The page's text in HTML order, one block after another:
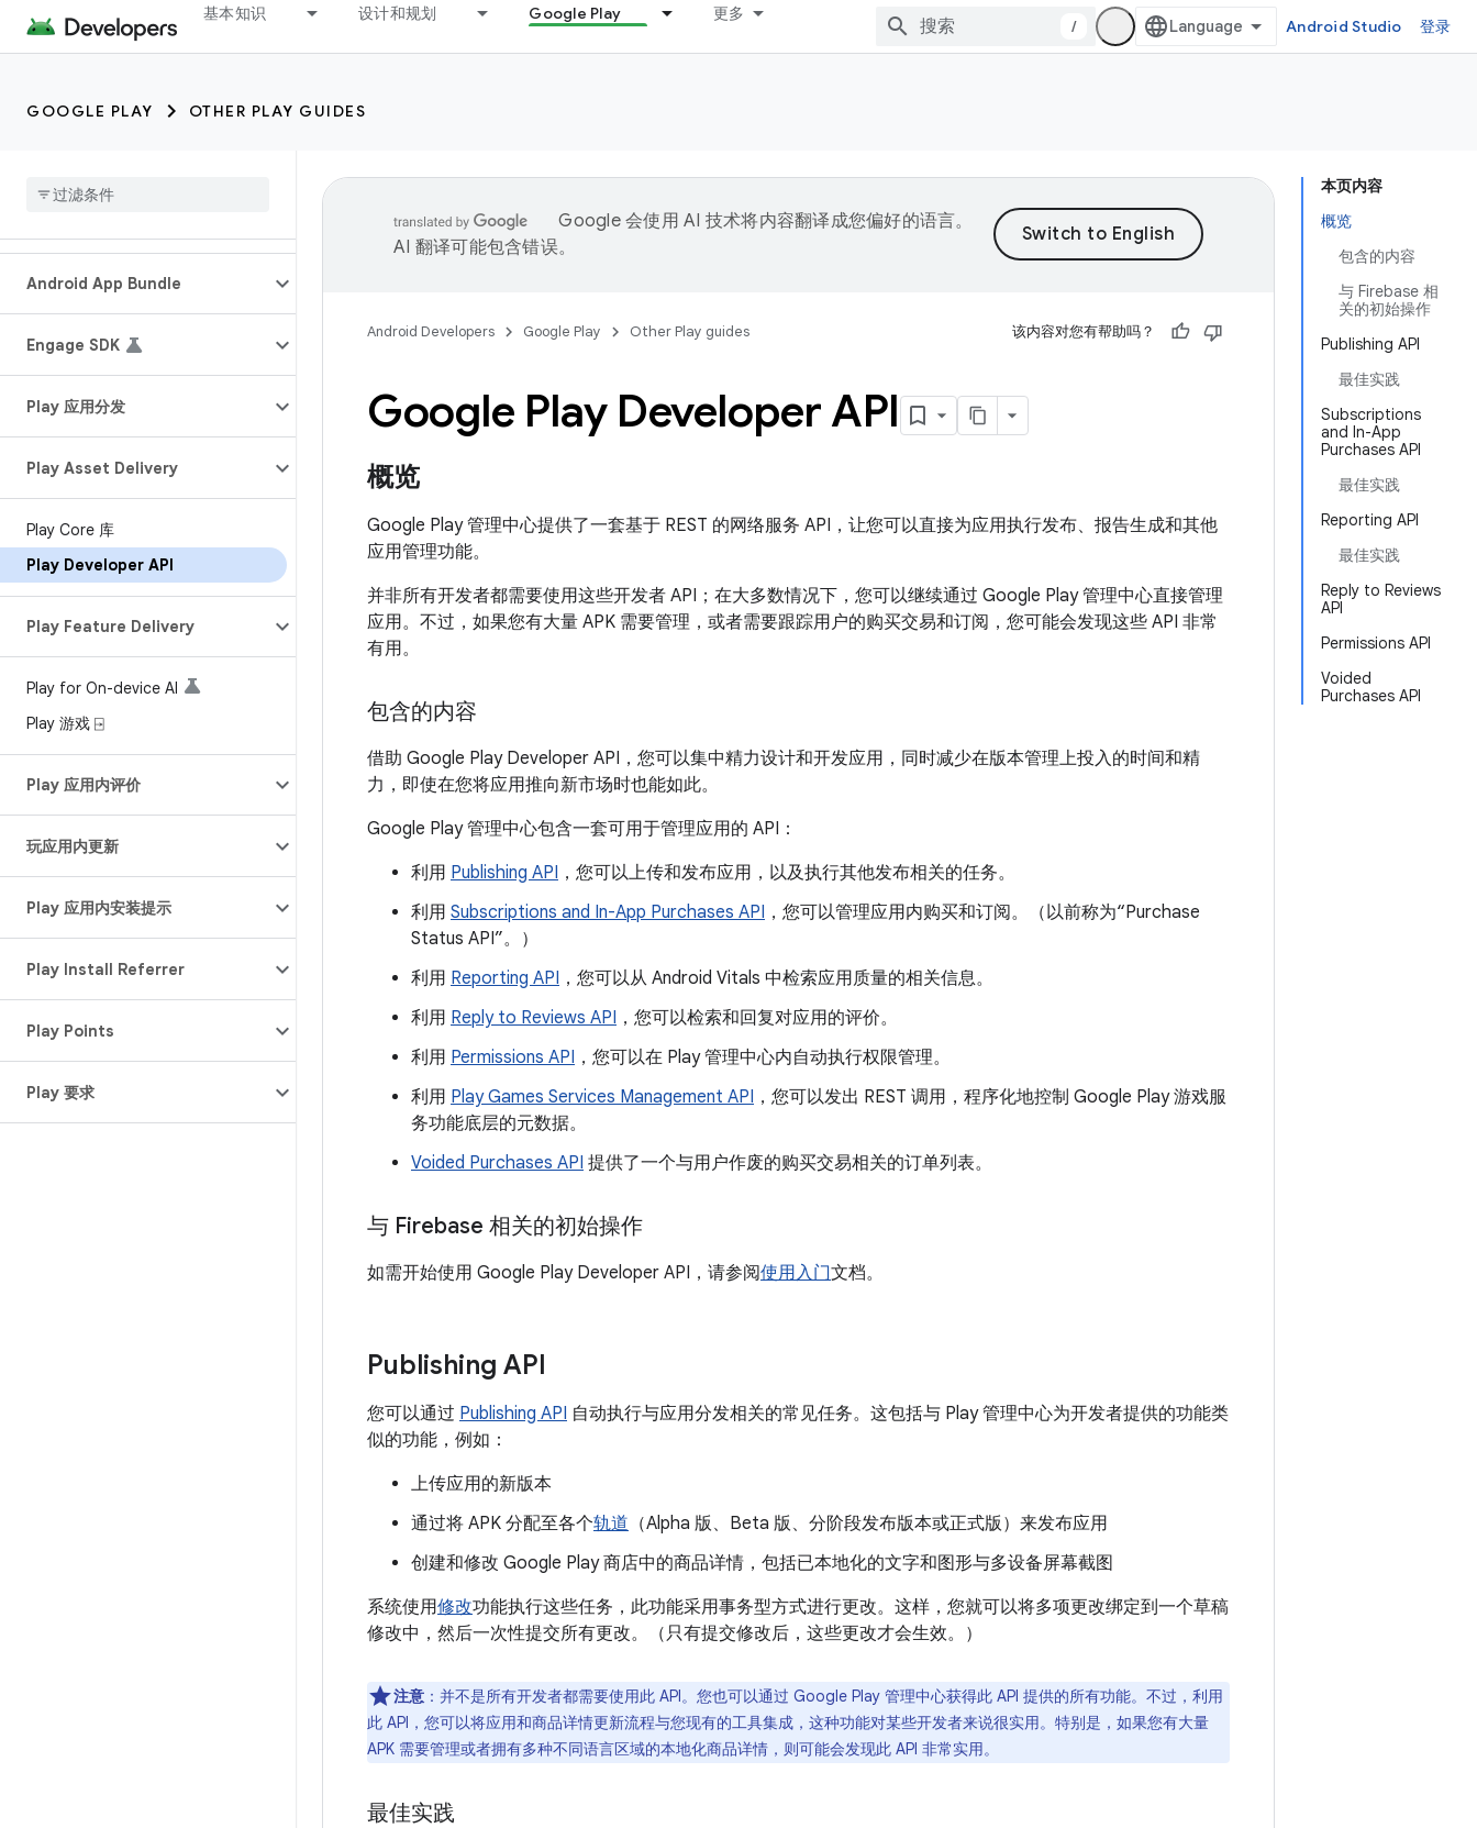
基本知识 设计和规划 Google Play 更多
/ Android Studio 登录
GOOGLE PLAY OTHER PLAY GUIDES
Android App Bundle
Engage SDK
Play 应用分发
Play Asset Delivery
Play Core 库
Play Developer API
Play Feature Delivery
Play for On-device AI
Play 游戏 ⍈
Play 应用内评价
玩应用内更新
Play 应用内安装提示
Play Install Referrer
Play Points
Play 要求
本页内容
概览
包含的内容
与 Firebase 相
关的初始操作
Publishing API
最佳实践
Subscriptions
and In-App
Purchases API
最佳实践
Reporting API
最佳实践
Reply to Reviews
API
Permissions API
Voided
Purchases API
Google 会使用 AI 技术将内容翻译成您偏好的语言。
AI 翻译可能包含错误。
Android Developers Google Play Other Play guides 该内容对您有帮助吗？
Google Play Developer API
概览
Google Play 管理中心提供了一套基于 REST 的网络服务 API，让您可以直接为应用执行发布、报告生成和其他
应用管理功能。
并非所有开发者都需要使用这些开发者 API；在大多数情况下，您可以继续通过 Google Play 管理中心直接管理
应用。不过，如果您有大量 APK 需要管理，或者需要跟踪用户的购买交易和订阅，您可能会发现这些 API 非常
有用。
包含的内容
借助 Google Play Developer API，您可以集中精力设计和开发应用，同时减少在版本管理上投入的时间和精
力，即使在您将应用推向新市场时也能如此。
Google Play 管理中心包含一套可用于管理应用的 API：
利用 Publishing API ，您可以上传和发布应用，以及执行其他发布相关的任务。
利用 Subscriptions and In-App Purchases API ，您可以管理应用内购买和订阅。（以前称为“Purchase
Status API”。）
利用 Reporting API ，您可以从 Android Vitals 中检索应用质量的相关信息。
利用 Reply to Reviews API ，您可以检索和回复对应用的评价。
利用 Permissions API ，您可以在 Play 管理中心内自动执行权限管理。
利用 Play Games Services Management API ，您可以发出 REST 调用，程序化地控制 Google Play 游戏服
务功能底层的元数据。
Voided Purchases API 提供了一个与用户作废的购买交易相关的订单列表。
与 Firebase 相关的初始操作
如需开始使用 Google Play Developer API，请参阅使用入门文档。
Publishing API
您可以通过 Publishing API 自动执行与应用分发相关的常见任务。这包括与 Play 管理中心为开发者提供的功能类
似的功能，例如：
上传应用的新版本
通过将 APK 分配至各个轨道 （Alpha 版、Beta 版、分阶段发布版本或正式版）来发布应用
创建和修改 Google Play 商店中的商品详情，包括已本地化的文字和图形与多设备屏幕截图
系统使用修改功能执行这些任务，此功能采用事务型方式进行更改。这样，您就可以将多项更改绑定到一个草稿
修改中，然后一次性提交所有更改。（只有提交修改后，这些更改才会生效。）
注意 ：并不是所有开发者都需要使用此 API。您也可以通过 Google Play 管理中心获得此 API 提供的所有功能。不过，利用
此 API，您可以将应用和商品详情更新流程与您现有的工具集成，这种功能对某些开发者来说很实用。特别是，如果您有大量
APK 需要管理或者拥有多种不同语言区域的本地化商品详情，则可能会发现此 API 非常实用。
最佳实践